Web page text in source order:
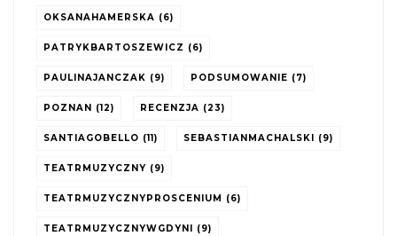
OKSANAHAMERSKA (6)
PATRYKBARTOSZEWICZ (6)
PAULINAJANCZAK (9) PODSUMOWANIE (7)
POZNAN (12) RECENZJA (23)
SANTIAGOBELLO (11) SEBASTIANMACHALSKI (9)
TEATRMUZYCZNY (9)
TEATRMUZYCZNYPROSCENIUM (6)
TEATRMUZYCZNYWGDYNI (9)